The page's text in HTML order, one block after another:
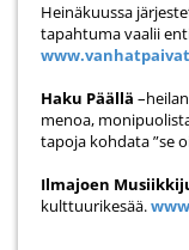
Heinäkuussa
tapahtuma vaalii
Haku Päällä
menoa,
tapoja kohdata ”se
Ilmajoen
kulttuurikesää.